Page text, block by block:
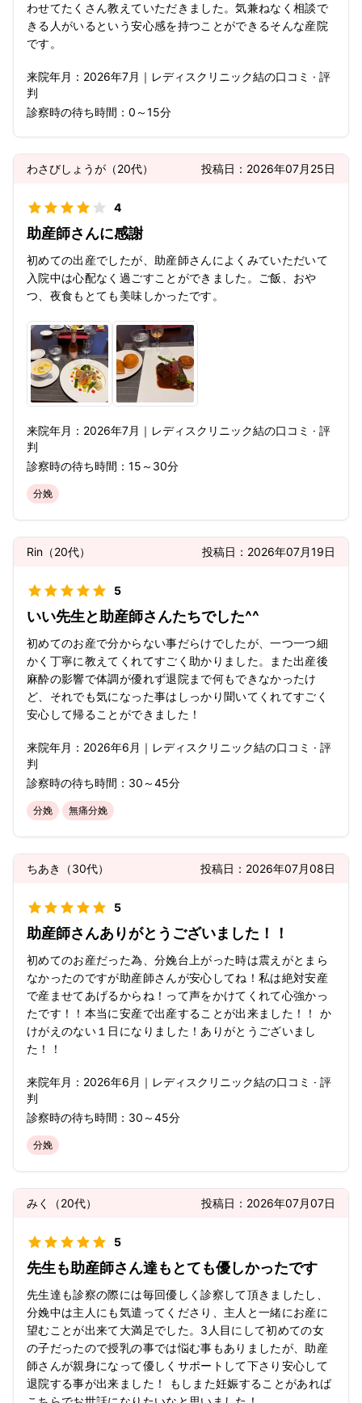
わせてたくさん教えていただきました。気兼ねなく相談で
きる人がいるという安心感を持つことができるそんな産院
です。
来院年月： 2026年7月 ｜ レディスクリニック結の口コミ · 評
判
診察時の待ち時間： 0～15分
わさびしょうが （20代） 投稿日： 2026年07月25日
4
助産師さんに感謝
初めての出産でしたが、助産師さんによくみていただいて
入院中は心配なく過ごすことができました。ご飯、おや
つ、夜食もとても美味しかったです。
来院年月： 2026年7月 ｜ レディスクリニック結の口コミ · 評
判
診察時の待ち時間： 15～30分
分娩
Rin （20代） 投稿日： 2026年07月19日
5
いい先生と助産師さんたちでした^^
初めてのお産で分からない事だらけでしたが、一つ一つ細
かく丁寧に教えてくれてすごく助かりました。また出産後
麻酔の影響で体調が優れず退院まで何もできなかったけ
ど、それでも気になった事はしっかり聞いてくれてすごく
安心して帰ることができました！
来院年月： 2026年6月 ｜ レディスクリニック結の口コミ · 評
判
診察時の待ち時間： 30～45分
分娩 無痛分娩
ちあき （30代） 投稿日： 2026年07月08日
5
助産師さんありがとうございました！！
初めてのお産だった為、分娩台上がった時は震えがとまら
なかったのですが助産師さんが安心してね！私は絶対安産
で産ませてあげるからね！って声をかけてくれて心強かっ
たです！！本当に安産で出産することが出来ました！！ か
けがえのない１日になりました！ありがとうございまし
た！！
来院年月： 2026年6月 ｜ レディスクリニック結の口コミ · 評
判
診察時の待ち時間： 30～45分
分娩
みく （20代） 投稿日： 2026年07月07日
5
先生も助産師さん達もとても優しかったです
先生達も診察の際には毎回優しく診察して頂きましたし、
分娩中は主人にも気遣ってくださり、主人と一緒にお産に
望むことが出来て大満足でした。3人目にして初めての女
の子だったので授乳の事では悩む事もありましたが、助産
師さんが親身になって優しくサポートして下さり安心して
退院する事が出来ました！ もしまた妊娠することがあれば